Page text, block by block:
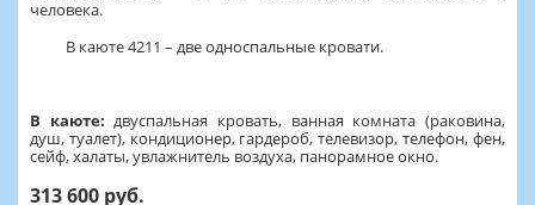
человека.
В каюте 4211 – две односпальные кровати.
В каюте: двуспальная кровать, ванная комната (раковина,
душ, туалет), кондиционер, гардероб, телевизор, телефон, фен,
сейф, халаты, увлажнитель воздуха, панорамное окно.
313 600 руб.